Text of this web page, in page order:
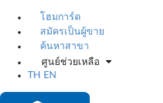
โฮมการ์ด
สมัครเป็นผู้ขาย
ค้นหาสาขา
ศูนย์ช่วยเหลือ
TH
EN